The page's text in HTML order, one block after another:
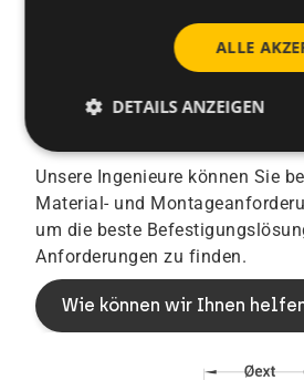
Schraubenlöchern liefert die
gewindeformenden Schrauben
Unsere Ingenieure können Sie
Material- und
um die beste
Anforderungen zu finden.
Wie können wir Ihnen
ALLE
DETAILS ANZEIGEN